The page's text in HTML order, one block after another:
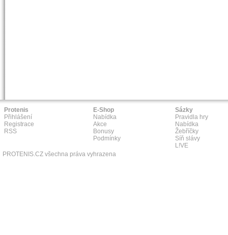
Protenis
Přihlášení
Registrace
RSS
E-Shop
Nabídka
Akce
Bonusy
Podmínky
Sázky
Pravidla hry
Nabídka
Žebříčky
Síň slávy
L!VE
PROTENIS.CZ všechna práva vyhrazena